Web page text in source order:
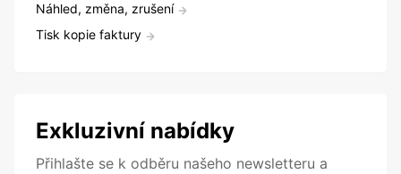
Náhled, změna, zrušení
Tisk kopie faktury
Exkluzivní nabídky
Přihlašte se k odběru našeho newsletteru a